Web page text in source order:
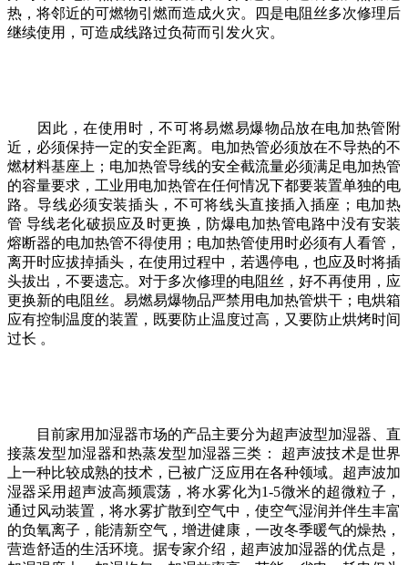
热，将邻近的可燃物引燃而造成火灾。四是电阻丝多次修理后
继续使用，可造成线路过负荷而引发火灾。
因此，在使用时，不可将易燃易爆物品放在电加热管附
近，必须保持一定的安全距离。电加热管必须放在不导热的不
燃材料基座上；电加热管导线的安全截流量必须满足电加热管
的容量要求，工业用电加热管在任何情况下都要装置单独的电
路。导线必须安装插头，不可将线头直接插入插座；电加热
管 导线老化破损应及时更换，防爆电加热管电路中没有安装
熔断器的电加热管不得使用；电加热管使用时必须有人看管，
离开时应拔掉插头，在使用过程中，若遇停电，也应及时将插
头拔出，不要遗忘。对于多次修理的电阻丝，好不再使用，应
更换新的电阻丝。易燃易爆物品严禁用电加热管烘干；电烘箱
应有控制温度的装置，既要防止温度过高，又要防止烘烤时间
过长 。
目前家用加湿器市场的产品主要分为超声波型加湿器、直
接蒸发型加湿器和热蒸发型加湿器三类： 超声波技术是世界
上一种比较成熟的技术，已被广泛应用在各种领域。超声波加
湿器采用超声波高频震荡，将水雾化为1-5微米的超微粒子，
通过风动装置，将水雾扩散到空气中，使空气湿润并伴生丰富
的负氧离子，能清新空气，增进健康，一改冬季暖气的燥热，
营造舒适的生活环境。据专家介绍，超声波加湿器的优点是，